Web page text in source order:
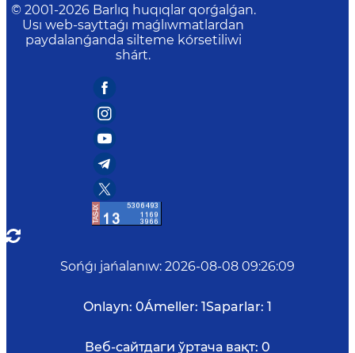
© 2001-2026 Barlıq huqıqlar qorǵalǵan.
Usı web-sayttaǵı maǵlıwmatlardan
paydalanǵanda silteme kórsetiliwi
shárt.
Sońǵı jańalanıw: 2026-08-08 09:26:09
Onlayn: 0Ámeller: 1Saparlar: 1
Веб-сайтдаги ўртача вақт: 0